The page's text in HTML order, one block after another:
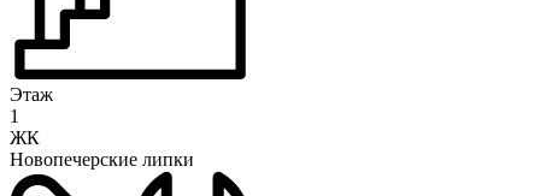
Этаж
1
ЖК
Новопечерские липки